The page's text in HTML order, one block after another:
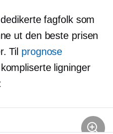
fagfolk som
ut den beste prisen
Til prognose
ligninger